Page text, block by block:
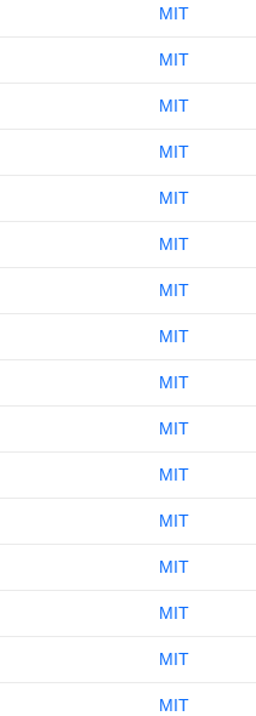
MIT
MIT
MIT
MIT
MIT
MIT
MIT
MIT
MIT
MIT
MIT
MIT
MIT
MIT
MIT
MIT